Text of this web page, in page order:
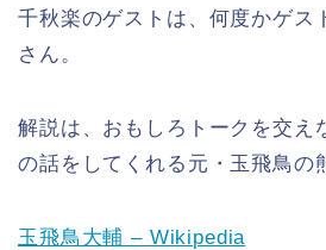
千秋楽のゲストは、何度かゲス
さん。
解説は、おもしろトークを交え
の話をしてくれる元・玉飛鳥の
玉飛鳥大輔 – Wikipedia